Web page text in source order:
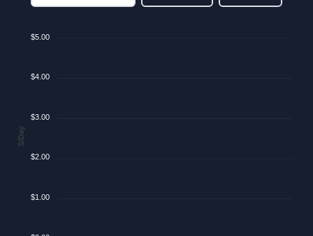
$5.00
$4.00
$3.00
$2.00
$1.00
$/Day